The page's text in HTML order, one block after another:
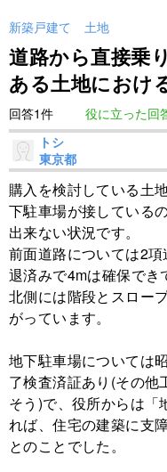
新築戸建て 土地
道路から直接乗
ある土地におけ
回答1件
役に立った回
トシ
東京都
購入を検討している土
下駐車場が接している
出来ない状況です。
前面道路については2
退済みで4mは確保でき
北側には階段とスロー
がっています。
地下駐車場については
了検査済証あり(その他
そう)で、役所からは「
れば、住宅の建築に支
とのことでした。